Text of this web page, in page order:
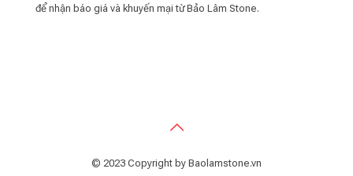
để nhận báo giá và khuyến mại từ Bảo Lâm Stone.
© 2023 Copyright by Baolamstone.vn